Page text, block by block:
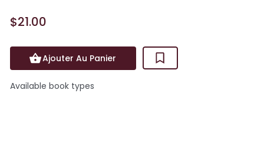
$21.00
Ajouter Au Panier
Available book types